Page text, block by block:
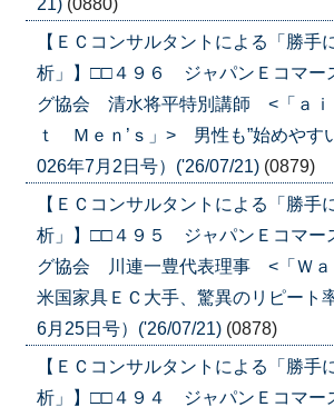
【ＥＣコンサルタントによる「勝手
析」】□□４９６ ジャパンＥコマー
グ協会 清水将平特別講師 <「ａｉ
ｔ Ｍｅｎ’ｓ」> 男性も”始めやす
026年7月2日号）('26/07/21) (0879)
【ＥＣコンサルタントによる「勝手
析」】□□４９５ ジャパンＥコマー
グ協会 川連一豊代表理事 <「Ｗ
米国家具ＥＣ大手、驚異のリピート
6月25日号）('26/07/21) (0878)
【ＥＣコンサルタントによる「勝手
析」】□□４９４ ジャパンＥコマー